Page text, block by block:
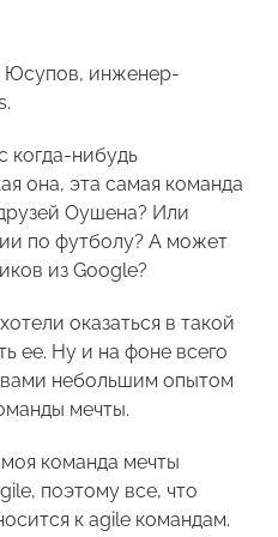
Юсупов, инженер-
когда-нибудь
она, эта самая команда
Оушена? Или
по футболу? А может
из Google?
оказаться в такой
ее. Ну и на фоне всего
вами небольшим опытом
мечты.
команда мечты
поэтому все, что
к agile командам.